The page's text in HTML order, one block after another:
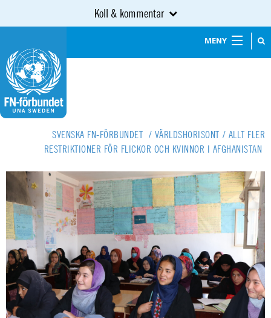
Koll & kommentar
MENY
SVENSKA FN-FÖRBUNDET / VÄRLDSHORISONT / ALLT FLER
RESTRIKTIONER FÖR FLICKOR OCH KVINNOR I AFGHANISTAN